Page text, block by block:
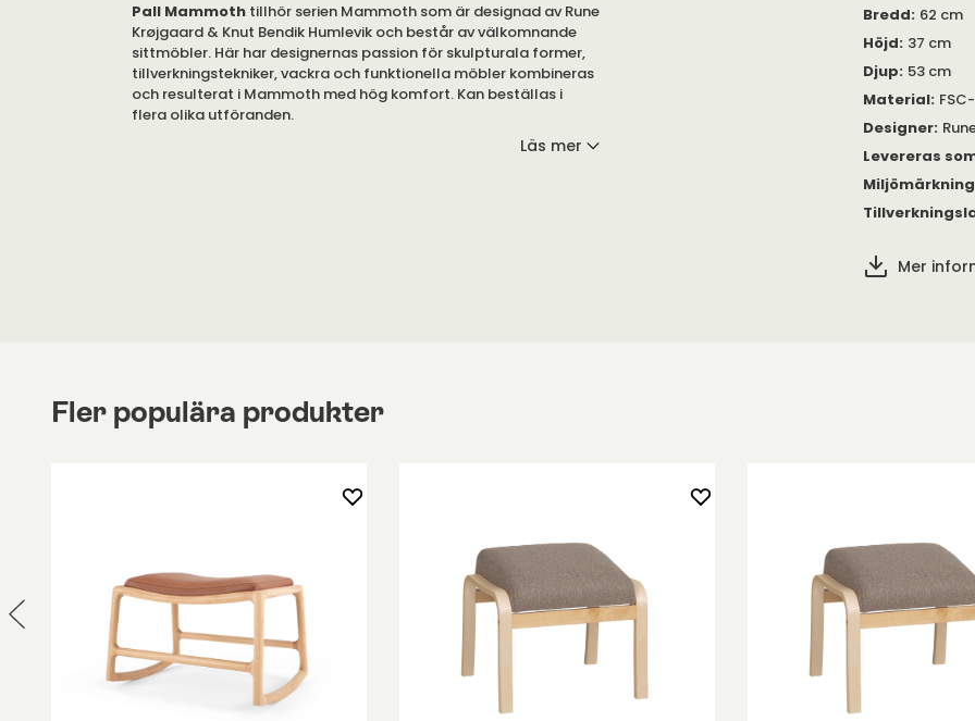
Pall Mammoth tillhör serien Mammoth som är designad av Rune
Krøjgaard & Knut Bendik Humlevik och består av välkomnande
sittmöbler. Här har designernas passion för skulpturala former,
tillverkningstekniker, vackra och funktionella möbler kombineras
och resulterat i Mammoth med hög komfort. Kan beställas i
flera olika utföranden.
Mammoths sits är kompressionsformad vilket ger fåtöljen sitt
“For me functionality is a key factor, and can never be ignored, so if
I can achieve pure style and functionality in a product, I'm glad.” -
Vänligen kontakta oss om du har några frågor.
Läs mer
Bredd: 62 cm
Höjd: 37 cm
Djup: 53 cm
Material:
Designer:
Levereras
Mer
Fler populära produkter